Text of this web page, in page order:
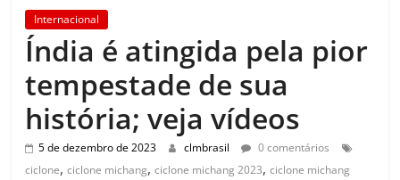
Internacional
Índia é atingida pela pior
tempestade de sua
história; veja vídeos
5 de dezembro de 2023 clmbrasil
0 comentários
ciclone,ciclone michang,ciclone michang 2023,ciclone michang